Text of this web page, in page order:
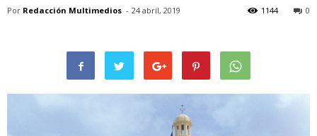
Por Redacción Multimedios - 24 abril, 2019 0
1144